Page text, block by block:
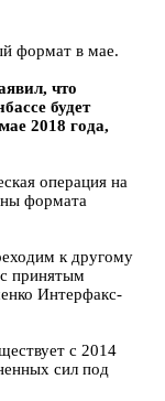
формат в мае.
что
будет
2018 года,
операция на
формата
к другому
принятым
Интерфакс-
с 2014
сил под